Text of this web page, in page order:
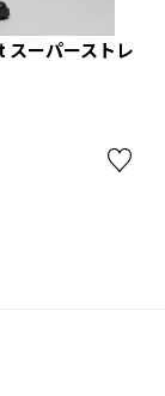
ーパーストレ